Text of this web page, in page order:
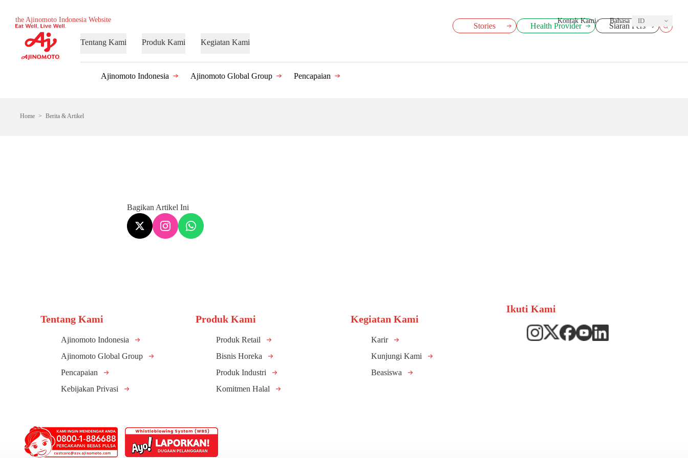
the Ajinomoto Indonesia Website
Tentang Kami Produk Kami Kegiatan Kami
Stories Health Provider Siaran Pers
Kontak Kami Bahasa ID
Ajinomoto Indonesia Ajinomoto Global Group Pencapaian
Home Berita & Artikel
Bagikan Artikel Ini
Tentang Kami
Ajinomoto Indonesia
Ajinomoto Global Group
Pencapaian
Kebijakan Privasi
Produk Kami
Produk Retail
Bisnis Horeka
Produk Industri
Komitmen Halal
Kegiatan Kami
Karir
Kunjungi Kami
Beasiswa
Ikuti Kami